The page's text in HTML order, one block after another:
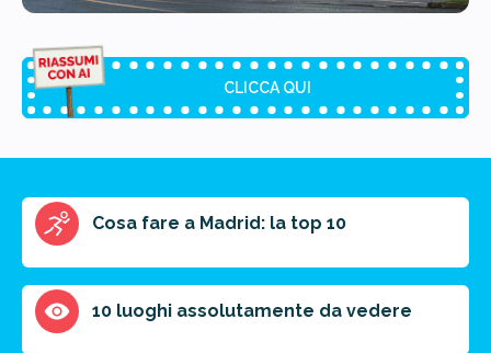
CLICCA QUI
Riassunto dell'articolo
Scegli il formato del riassunto
Breve Medio Punti chiave
Cosa fare a Madrid: la top 10
10 luoghi assolutamente da vedere